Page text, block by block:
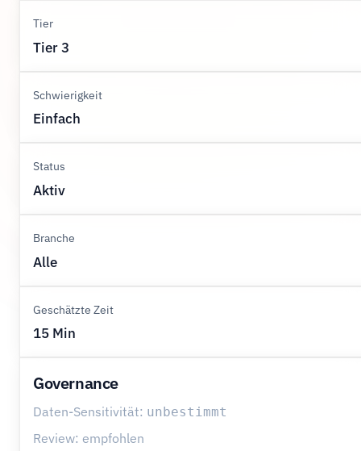
Tier
Tier 3
Schwierigkeit
Einfach
Status
Aktiv
Branche
Alle
Geschätzte Zeit
15 Min
Governance
Daten-Sensitivität: unbestimmt
Review: empfohlen